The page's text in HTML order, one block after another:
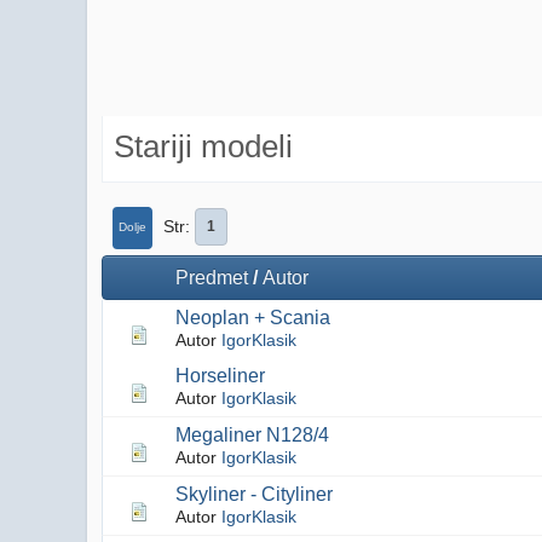
Stariji modeli
Dolje Str 1
Predmet/Autor
Neoplan + Scania
Autor IgorKlasik
Horseliner
Autor IgorKlasik
Megaliner N128/4
Autor IgorKlasik
Skyliner - Cityliner
Autor IgorKlasik